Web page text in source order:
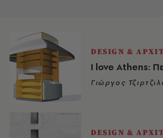
DESIGN &
I love Athens:
Γιώργος
DESIGN &